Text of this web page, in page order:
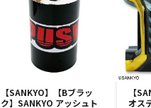
【SANKYO】【Bブラッ
ク】SANKYO アッシュト
【
オス